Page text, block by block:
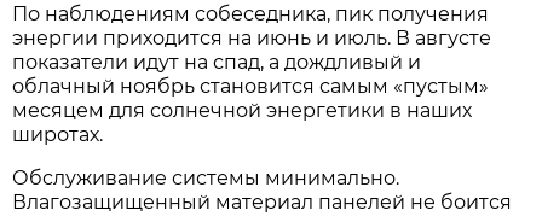
По наблюдениям собеседника, пик получения
энергии приходится на июнь и июль. В августе
показатели идут на спад, а дождливый и
облачный ноябрь становится самым «пустым»
месяцем для солнечной энергетики в наших
широтах.
Обслуживание системы минимально.
Влагозащищенный материал панелей не боится